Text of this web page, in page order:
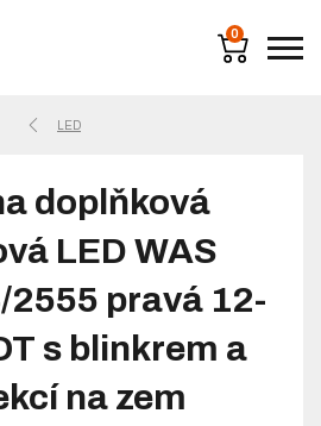
0
LED
doplňková
LED WAS
2555 pravá 12-
s blinkrem a
na zem